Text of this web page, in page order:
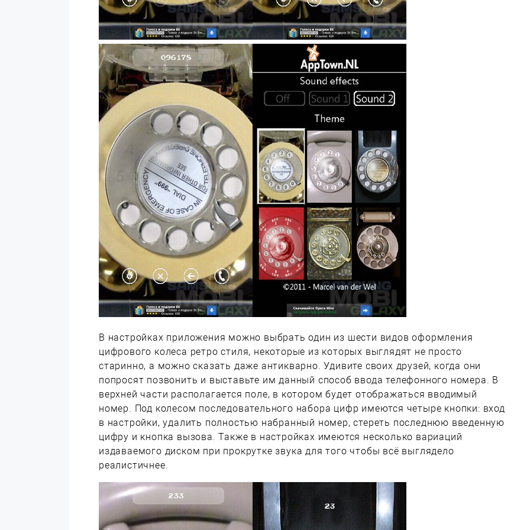
В настройках приложения можно выбрать один из шести видов оформления
цифрового колеса ретро стиля, некоторые из которых выглядят не просто
старинно, а можно сказать даже антикварно. Удивите своих друзей, когда они
попросят позвонить и выставьте им данный способ ввода телефонного номера. В
верхней части располагается поле, в котором будет отображаться вводимый
номер. Под колесом последовательного набора цифр имеются четыре кнопки: вход
в настройки, удалить полностью набранный номер, стереть последнюю введенную
цифру и кнопка вызова. Также в настройках имеются несколько вариаций
издаваемого диском при прокрутке звука для того чтобы всё выглядело
реалистичнее.